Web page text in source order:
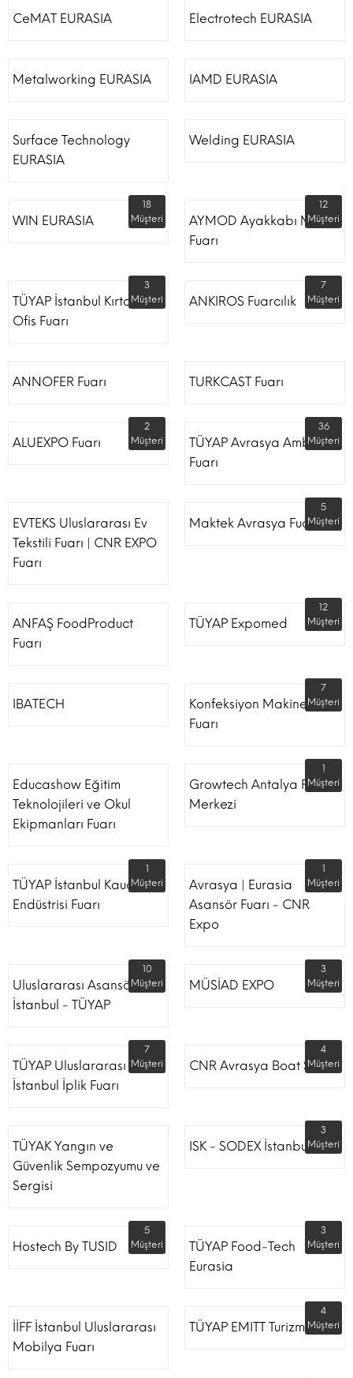
CeMAT EURASIA Electrotech EURASIA
Metalworking EURASIA IAMD EURASIA
Surface Technology
EURASIA
Welding EURASIA
WIN EURASIA
18
Müşteri
AYMOD Ayakkabı Moda
Fuarı
12
Müşteri
TÜYAP İstanbul Kırtasiye
Ofis Fuarı
3
Müşteri
ANKIROS Fuarcılık
7
Müşteri
ANNOFER Fuarı TURKCAST Fuarı
ALUEXPO Fuarı
2
Müşteri
TÜYAP Avrasya Ambalaj
Fuarı
36
Müşteri
EVTEKS Uluslararası Ev
Tekstili Fuarı | CNR EXPO
Fuarı
Maktek Avrasya Fuarı
5
Müşteri
ANFAŞ FoodProduct
Fuarı
TÜYAP Expomed
12
Müşteri
IBATECH
Konfeksiyon Makinesi
Fuarı
7
Müşteri
Educashow Eğitim
Teknolojileri ve Okul
Ekipmanları Fuarı
Growtech Antalya Fuar
Merkezi
1
Müşteri
TÜYAP İstanbul Kauçuk
Endüstrisi Fuarı
1
Müşteri
Avrasya | Eurasia
Asansör Fuarı - CNR
Expo
1
Müşteri
Uluslararası Asansör
İstanbul - TÜYAP
10
Müşteri
MÜSİAD EXPO
3
Müşteri
TÜYAP Uluslararası
İstanbul İplik Fuarı
7
Müşteri
CNR Avrasya Boat Show
4
Müşteri
TÜYAK Yangın ve
Güvenlik Sempozyumu ve
Sergisi
ISK - SODEX İstanbul
3
Müşteri
Hostech By TUSID
5
Müşteri
TÜYAP Food-Tech
Eurasia
3
Müşteri
İİFF İstanbul Uluslararası
Mobilya Fuarı
TÜYAP EMITT Turizm Fuarı
4
Müşteri